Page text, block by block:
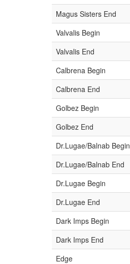
Magus Sisters End
Valvalis Begin
Valvalis End
Calbrena Begin
Calbrena End
Golbez Begin
Golbez End
Dr.Lugae/Balnab Begin
Dr.Lugae/Balnab End
Dr.Lugae Begin
Dr.Lugae End
Dark Imps Begin
Dark Imps End
Edge